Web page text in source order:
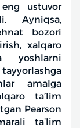
ustuvor
Ayniqsa,
bozori
xalqaro
yoshlarni
amalga
ta’lim
Pearson
ta’lim